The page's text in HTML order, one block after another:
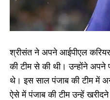
श्रीसंत ने अपने आईपीएल
की टीम से की थी। उन्होंने
थे। इस साल पंजाब की टीम में
ऐसे में पंजाब की टीम उन्हें